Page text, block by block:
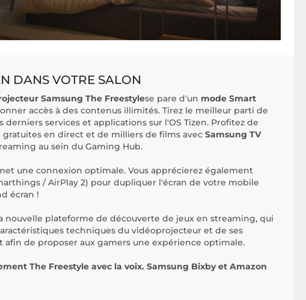
DANS VOTRE SALON
Samsung The Freestylese pare d'un mode Smart
accès à des contenus illimités. Tirez le meilleur parti de
derniers services et applications sur l'OS Tizen. Profitez de
en direct et de milliers de films avec Samsung TV
au sein du Gaming Hub.
une connexion optimale. Vous apprécierez également
/ AirPlay 2) pour dupliquer l'écran de votre mobile
écran !
nouvelle plateforme de découverte de jeux en streaming, qui
techniques du vidéoprojecteur et de ses
afin de proposer aux gamers une expérience optimale.
The Freestyle avec la voix. Samsung Bixby et Amazon